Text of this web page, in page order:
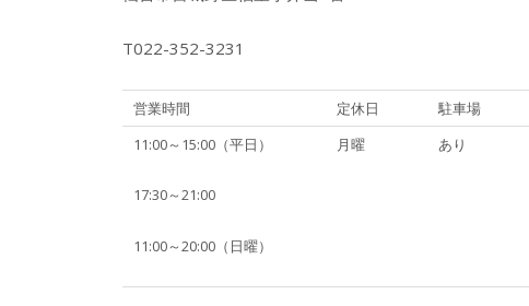
T022-352-3231
営業時間 定休日 駐車場
11:00～15:00（平日）
17:30～21:00
11:00～20:00（日曜）
月曜 あり